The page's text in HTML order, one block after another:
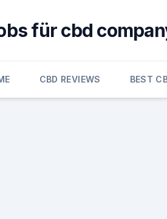
für cbd
CBD REVIEWS BEST